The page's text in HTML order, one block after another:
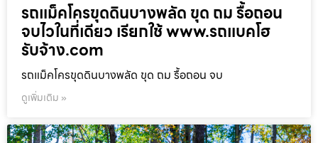
รถแม็คโครขุดดินบางพลัด ขุด ถม รื้อถอน
จบไวในที่เดียว เรียกใช้ www.รถแบคโฮ
รับจ้าง.com
รถแม็คโครขุดดินบางพลัด ขุด ถม รื้อถอน จบ
ดูเพิ่มเติม »